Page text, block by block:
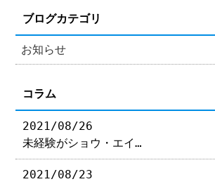
ブログカテゴリ
お知らせ
コラム
2021/08/26
未経験がショウ・エイ…
2021/08/23